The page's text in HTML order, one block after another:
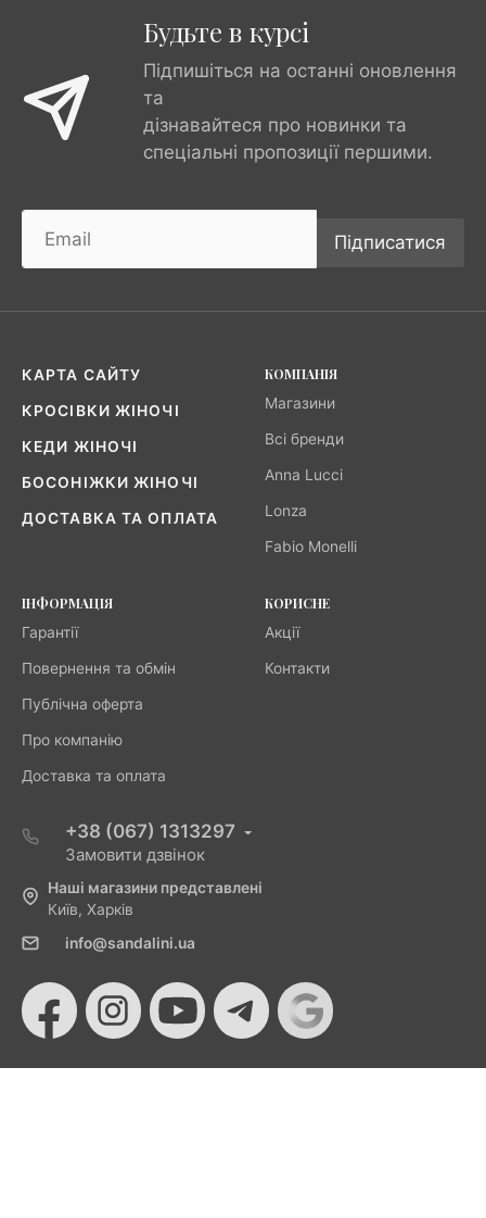
Будьте в курсі
Підпишіться на останні оновлення
та
дізнавайтеся про новинки та
спеціальні пропозиції першими.
Підписатися
КАРТА САЙТУ
КРОСІВКИ ЖІНОЧІ
КЕДИ ЖІНОЧІ
БОСОНІЖКИ ЖІНОЧІ
ДОСТАВКА ТА ОПЛАТА
КОМПАНІЯ
Магазини
Всі бренди
Anna Lucci
Lonza
Fabio Monelli
ІНФОРМАЦІЯ
Гарантії
Повернення та обмін
Публічна оферта
Про компанію
Доставка та оплата
КОРИСНЕ
Акції
Контакти
+38 (067) 1313297
Замовити дзвінок
Наші магазини представлені
Київ, Харків
info@sandalini.ua